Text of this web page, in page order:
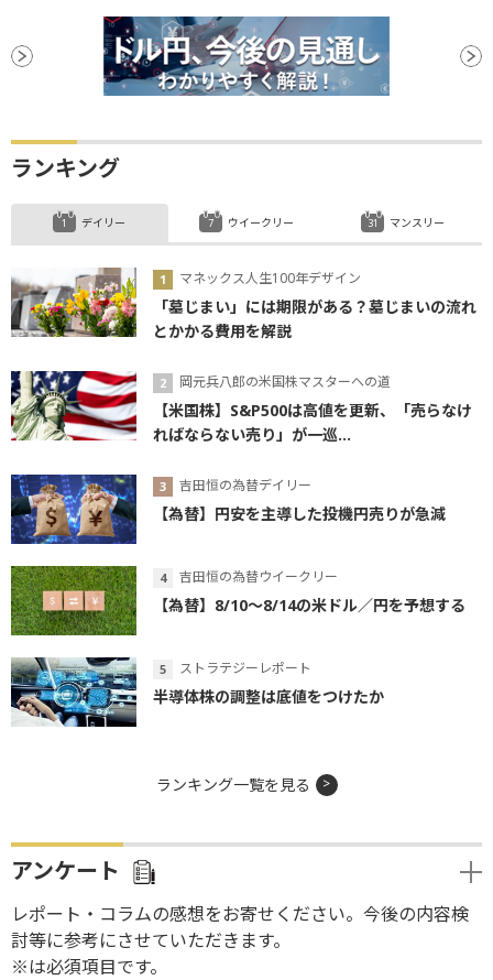
ランキング
デイリー
マネックス人生100年デザイン
「墓じまい」には期限がある？墓じまいの流れ
とかかる費用を解説
岡元兵八郎の米国株マスターへの道
【米国株】S&P500は高値を更新、「売らなけ
ればならない売り」が一巡...
吉田恒の為替デイリー
【為替】円安を主導した投機円売りが急減
吉田恒の為替ウイークリー
【為替】8/10～8/14の米ドル／円を予想する
ストラテジーレポート
半導体株の調整は底値をつけたか
ウイークリー マンスリー
ランキング一覧を見る
アンケート
レポート・コラムの感想をお寄せください。今後の内容検
討等に参考にさせていただきます。
※は必須項目です。